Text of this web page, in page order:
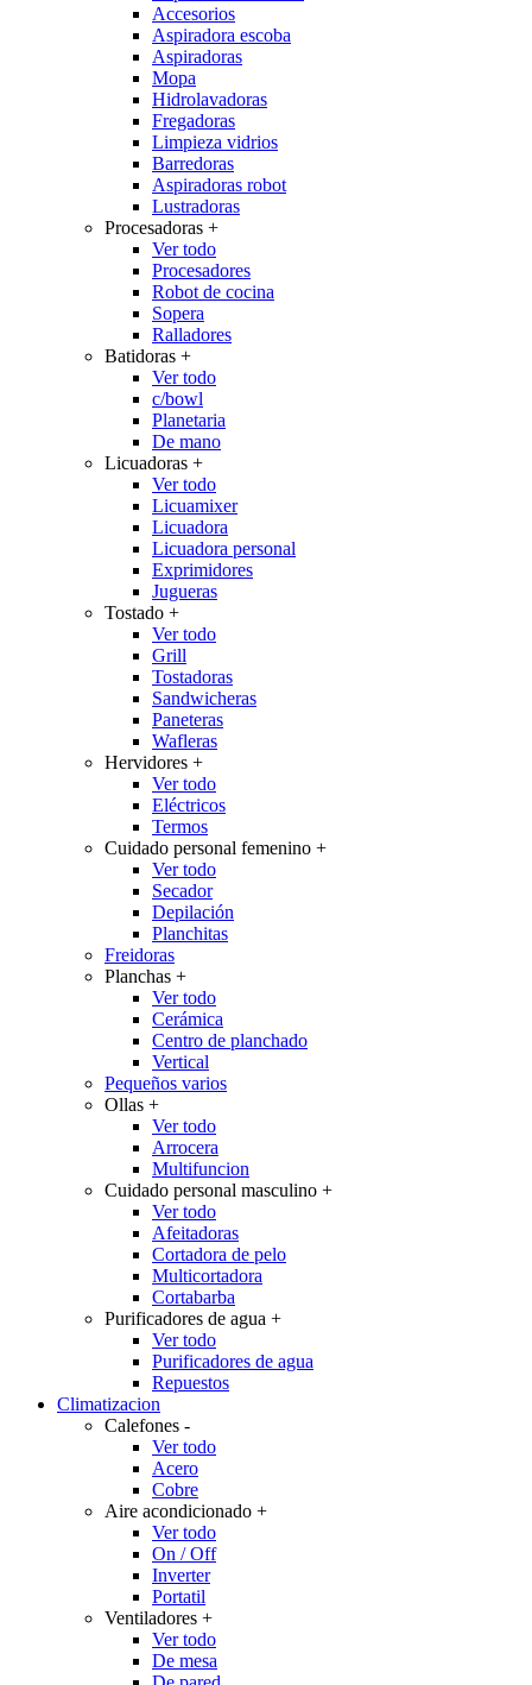
Accesorios
Aspiradora escoba
Aspiradoras
Mopa
Hidrolavadoras
Fregadoras
Limpieza vidrios
Barredoras
Aspiradoras robot
Lustradoras
Procesadoras +
Ver todo
Procesadores
Robot de cocina
Sopera
Ralladores
Batidoras +
Ver todo
c/bowl
Planetaria
De mano
Licuadoras +
Ver todo
Licuamixer
Licuadora
Licuadora personal
Exprimidores
Jugueras
Tostado +
Ver todo
Grill
Tostadoras
Sandwicheras
Paneteras
Wafleras
Hervidores +
Ver todo
Eléctricos
Termos
Cuidado personal femenino +
Ver todo
Secador
Depilación
Planchitas
Freidoras
Planchas +
Ver todo
Cerámica
Centro de planchado
Vertical
Pequeños varios
Ollas +
Ver todo
Arrocera
Multifuncion
Cuidado personal masculino +
Ver todo
Afeitadoras
Cortadora de pelo
Multicortadora
Cortabarba
Purificadores de agua +
Ver todo
Purificadores de agua
Repuestos
Climatizacion
Calefones -
Ver todo
Acero
Cobre
Aire acondicionado +
Ver todo
On / Off
Inverter
Portatil
Ventiladores +
Ver todo
De mesa